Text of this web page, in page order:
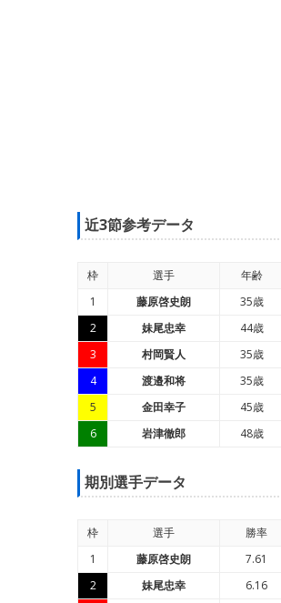
近3節参考データ
枠 選手 年齢
1
藤原啓史朗 35歳
2
妹尾忠幸 44歳
3
村岡賢人 35歳
4
渡邉和将 35歳
5
金田幸子 45歳
6
岩津徹郎 48歳
期別選手データ
枠 選手 勝率
1
藤原啓史朗 7.61
2
妹尾忠幸 6.16